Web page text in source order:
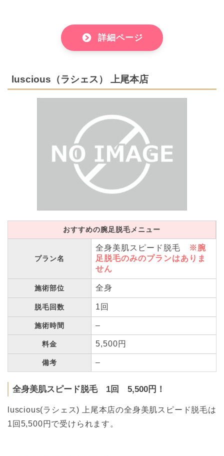
詳細ページ
luscious（ラシェス） 上尾本店
おすすめの腕足脱毛メニュー
プラン名
全身美肌スピード脱毛
※腕
足脱毛のみのプランはありま
せん
施術部位 全身
脱毛回数 1回
施術時間 –
料金 5,500円
備考 –
全身美肌スピード脱毛 1回 5,500円！
luscious(ラシェス) 上尾本店の全身美肌スピード脱毛は
1回5,500円で受けられます。